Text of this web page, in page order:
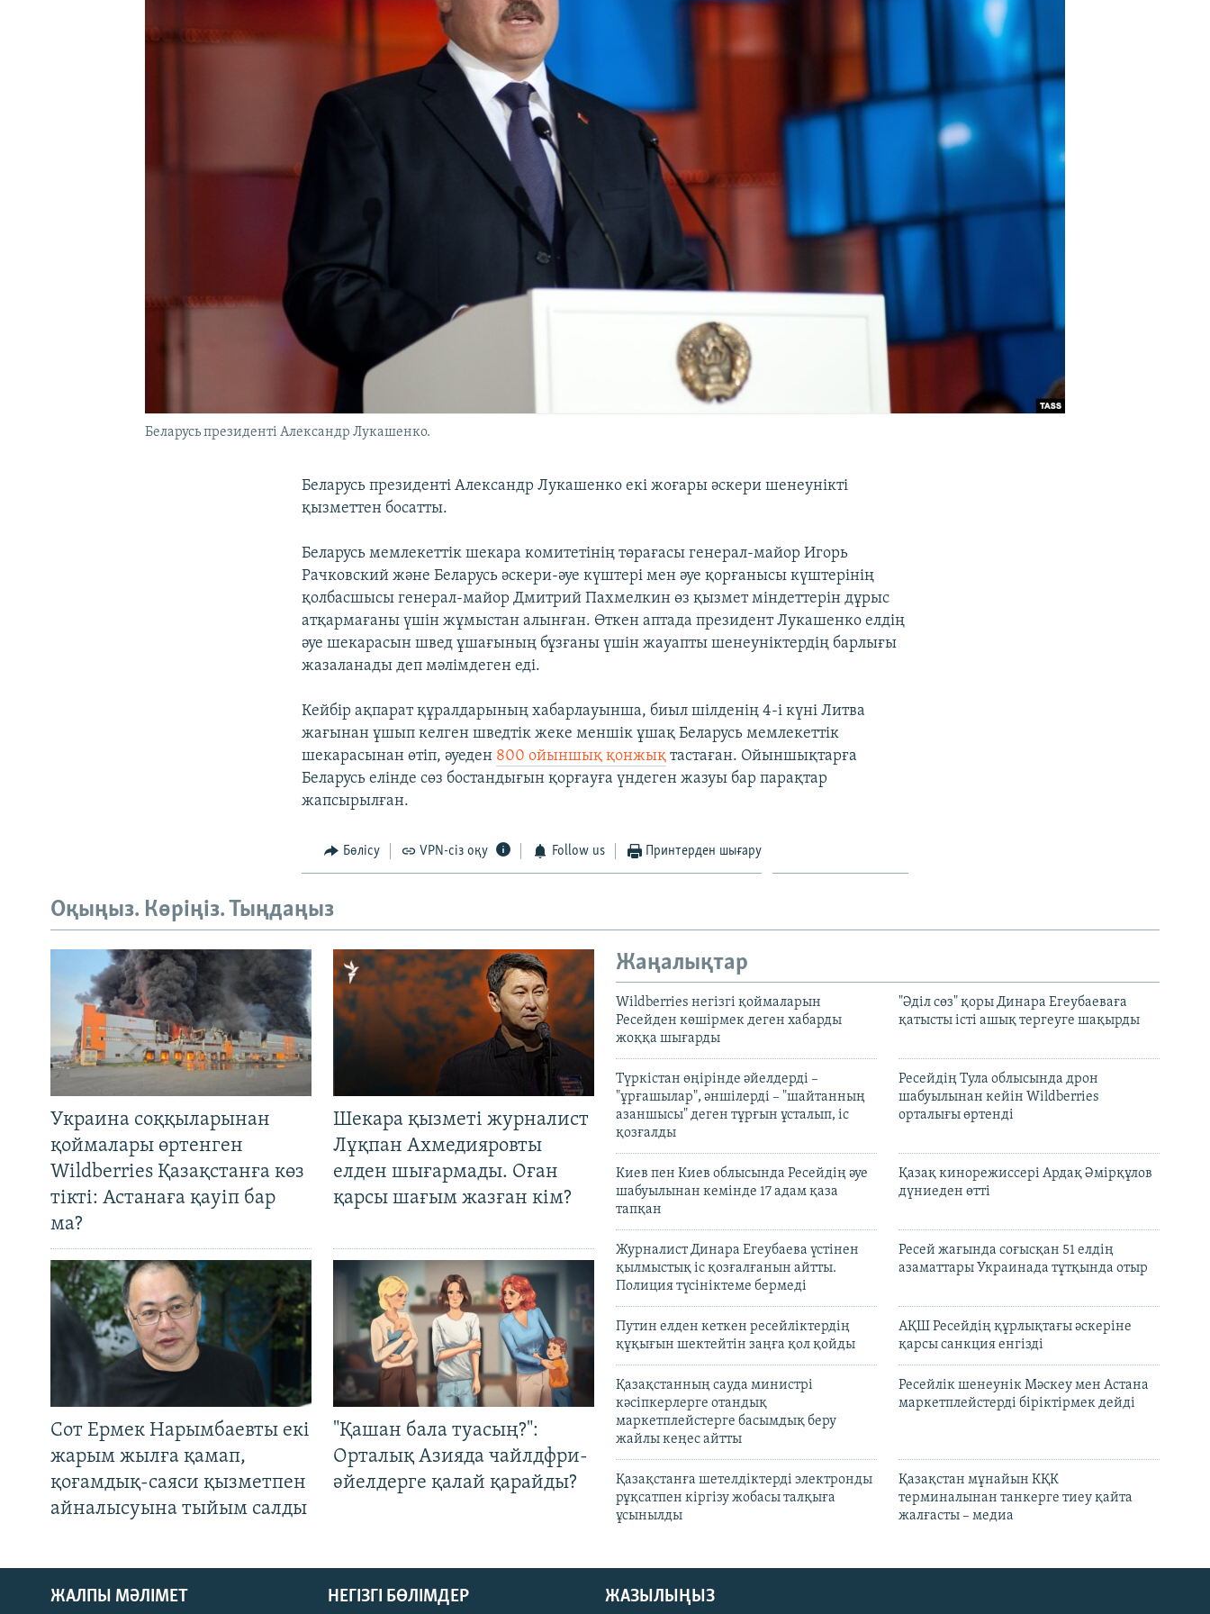
Беларусь президенті Александр Лукашенко.
Беларусь президенті Александр Лукашенко екі жоғары әскери шенеунікті
қызметтен босатты.
Беларусь мемлекеттік шекара комитетінің төрағасы генерал-майор Игорь
Рачковский және Беларусь әскери-әуе күштері мен әуе қорғанысы күштерінің
қолбасшысы генерал-майор Дмитрий Пахмелкин өз қызмет міндеттерін дұрыс
атқармағаны үшін жұмыстан алынған. Өткен аптада президент Лукашенко елдің
әуе шекарасын швед ұшағының бұзғаны үшін жауапты шенеуніктердің барлығы
жазаланады деп мәлімдеген еді.
Кейбір ақпарат құралдарының хабарлауынша, биыл шілденің 4-і күні Литва
жағынан ұшып келген шведтік жеке меншік ұшақ Беларусь мемлекеттік
шекарасынан өтіп, әуеден 800 ойыншық қонжық тастаған. Ойыншықтарға
Беларусь елінде сөз бостандығын қорғауға үндеген жазуы бар парақтар
жапсырылған.
Бөлісу VPN-сіз оқу Follow us Принтерден шығару
Оқыңыз. Көріңіз. Тыңдаңыз
Украина соққыларынан
қоймалары өртенген
Wildberries Қазақстанға көз
тікті: Астанаға қауіп бар
ма?
Шекара қызметі журналист
Лұқпан Ахмедияровты
елден шығармады. Оған
қарсы шағым жазған кім?
Сот Ермек Нарымбаевты екі
жарым жылға қамап,
қоғамдық-саяси қызметпен
айналысуына тыйым салды
"Қашан бала туасың?":
Орталық Азияда чайлдфри-
әйелдерге қалай қарайды?
Жаңалықтар
Wildberries негізгі қоймаларын
Ресейден көшірмек деген хабарды
жоққа шығарды
"Әділ сөз" қоры Динара Егеубаеваға
қатысты істі ашық тергеуге шақырды
Түркістан өңірінде әйелдерді –
"ұрғашылар", әншілерді – "шайтанның
азаншысы" деген тұрғын ұсталып, іс
қозғалды
Ресейдің Тула облысында дрон
шабуылынан кейін Wildberries
орталығы өртенді
Киев пен Киев облысында Ресейдің әуе
шабуылынан кемінде 17 адам қаза
тапқан
Қазақ кинорежиссері Ардақ Әмірқұлов
дүниеден өтті
Журналист Динара Егеубаева үстінен
қылмыстық іс қозғалғанын айтты.
Полиция түсініктеме бермеді
Ресей жағында соғысқан 51 елдің
азаматтары Украинада тұтқында отыр
Путин елден кеткен ресейліктердің
құқығын шектейтін заңға қол қойды
АҚШ Ресейдің құрлықтағы әскеріне
қарсы санкция енгізді
Қазақстанның сауда министрі
кәсіпкерлерге отандық
маркетплейстерге басымдық беру
жайлы кеңес айтты
Ресейлік шенеунік Мәскеу мен Астана
маркетплейстерді біріктірмек дейді
Қазақстанға шетелдіктерді электронды
рұқсатпен кіргізу жобасы талқыға
ұсынылды
Қазақстан мұнайын КҚК
терминалынан танкерге тиеу қайта
жалғасты – медиа
ЖАЗЫЛЫҢЫЗ
ЖАЛПЫ МӘЛІМЕТ НЕГІЗГІ БӨЛІМДЕР